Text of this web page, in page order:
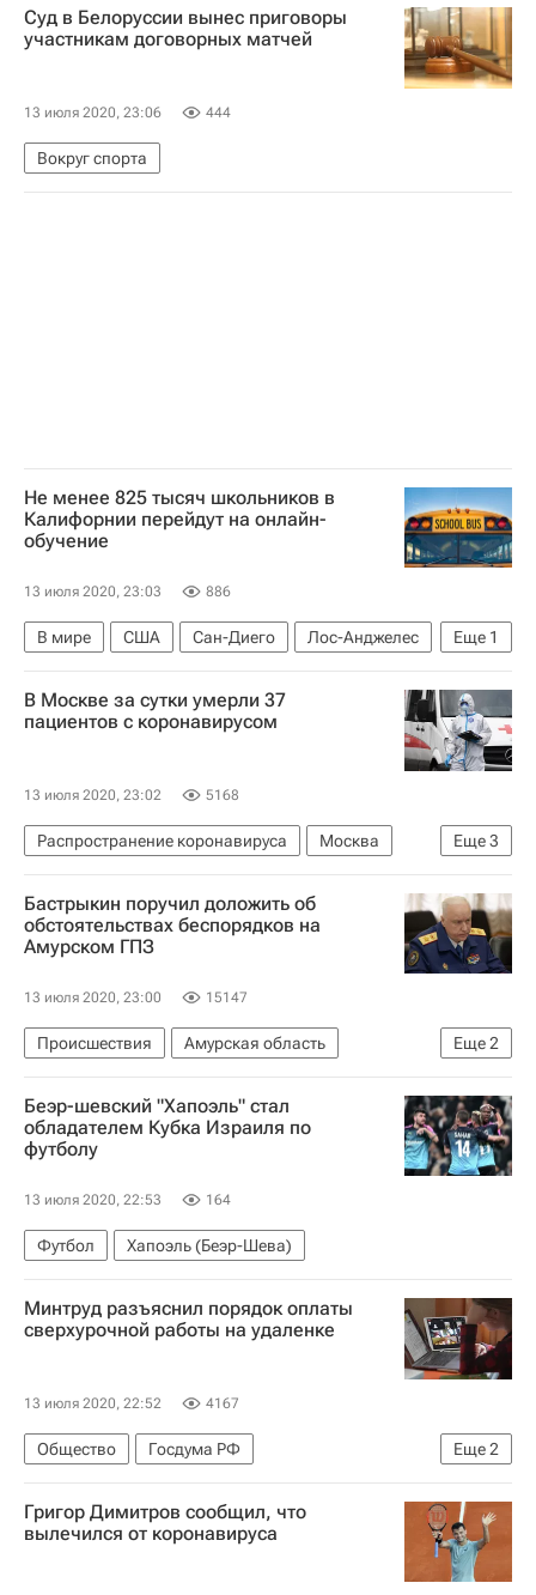
Суд в Белоруссии вынес приговоры
участникам договорных матчей
13 июля 2020, 23:06 444
Вокруг спорта
Не менее 825 тысяч школьников в
Калифорнии перейдут на онлайн-
обучение
13 июля 2020, 23:03 886
Еще 1
В мире США Сан-Диего
Лос-Анджелес
Дональд Трамп
В Москве за сутки умерли 37
пациентов с коронавирусом
13 июля 2020, 23:02 5168
Еще3
Распространение коронавируса
Москва
Здоровье - Общество
Коронавирус COVID-19
Коронавирус в России
Бастрыкин поручил доложить об
обстоятельствах беспорядков на
Амурском ГПЗ
13 июля 2020, 23:00 15147
Еще2
Происшествия
Амурская область
Александр Бастрыкин
Следственный комитет России (СК РФ)
Беэр-шевский "Хапоэль" стал
обладателем Кубка Израиля по
футболу
13 июля 2020, 22:53 164
Футбол Хапоэль (Беэр-Шева)
Минтруд разъяснил порядок оплаты
сверхурочной работы на удаленке
13 июля 2020, 22:52 4167
Еще2
Общество
Госдума РФ
Совет Федерации РФ
Удаленная работа
Григор Димитров сообщил, что
вылечился от коронавируса